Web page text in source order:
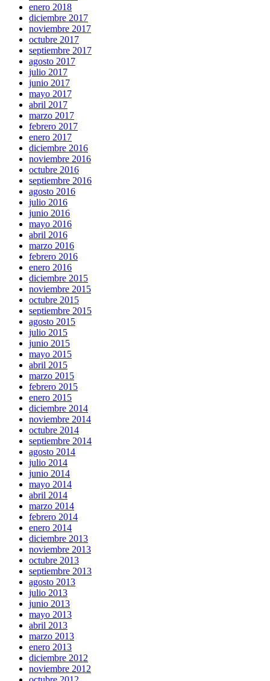
enero 2018
diciembre 2017
noviembre 2017
octubre 2017
septiembre 2017
agosto 2017
julio 2017
junio 2017
mayo 2017
abril 2017
marzo 2017
febrero 2017
enero 2017
diciembre 2016
noviembre 2016
octubre 2016
septiembre 2016
agosto 2016
julio 2016
junio 2016
mayo 2016
abril 2016
marzo 2016
febrero 2016
enero 2016
diciembre 2015
noviembre 2015
octubre 2015
septiembre 2015
agosto 2015
julio 2015
junio 2015
mayo 2015
abril 2015
marzo 2015
febrero 2015
enero 2015
diciembre 2014
noviembre 2014
octubre 2014
septiembre 2014
agosto 2014
julio 2014
junio 2014
mayo 2014
abril 2014
marzo 2014
febrero 2014
enero 2014
diciembre 2013
noviembre 2013
octubre 2013
septiembre 2013
agosto 2013
julio 2013
junio 2013
mayo 2013
abril 2013
marzo 2013
enero 2013
diciembre 2012
noviembre 2012